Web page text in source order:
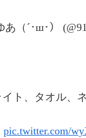
pic.twitter.com/
（´･ш･）
ト、タオル、
pic.twitter.com/